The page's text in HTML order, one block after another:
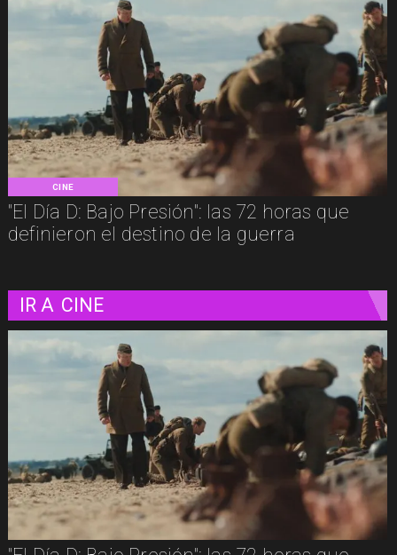
CINE
"El Día D: Bajo Presión": las 72 horas que
definieron el destino de la guerra
IR A CINE